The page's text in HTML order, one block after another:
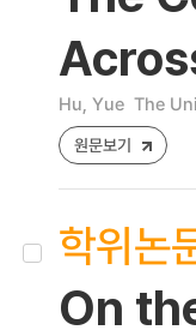
Hu, Yue The
원문보기
학위논
On